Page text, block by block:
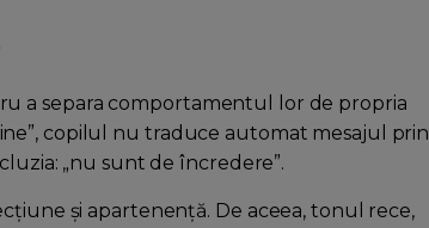
a separa comportamentul lor de propria
copilul nu traduce automat mesajul prin
„nu sunt de încredere”.
și apartenență. De aceea, tonul rece,